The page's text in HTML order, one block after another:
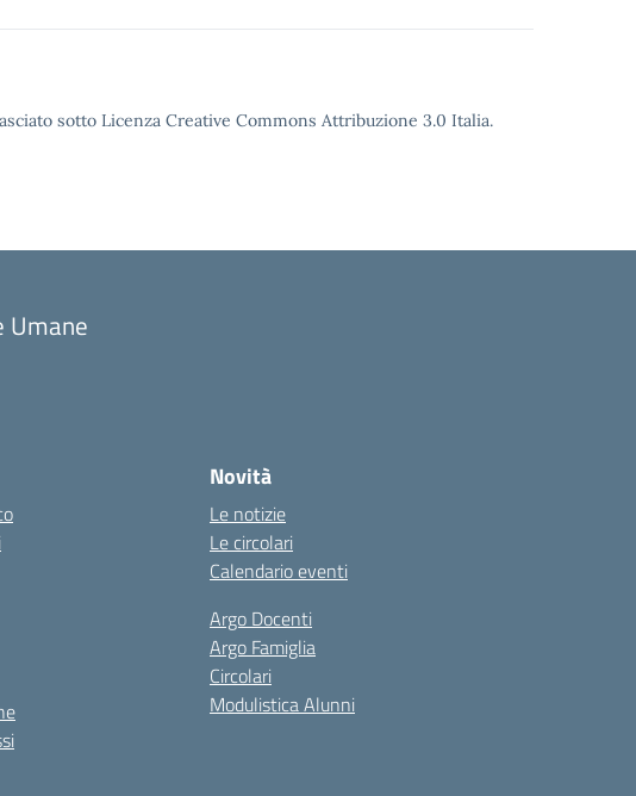
sotto Licenza Creative Commons Attribuzione 3.0 Italia.
Umane
Novità
Le notizie
Le circolari
Calendario eventi
Argo Docenti
Argo Famiglia
Circolari
Modulistica Alunni